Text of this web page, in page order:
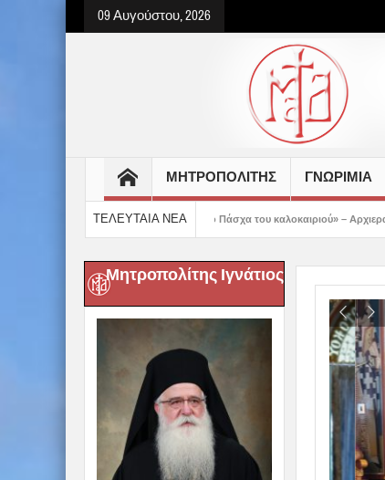
09 Αυγούστου, 2026
ΜΗΤΡΟΠΟΛΙΤΗΣ ΓΝΩΡΙΜΙΑ
ΤΕΛΕΥΤΑΙΑ ΝΕΑ
στο Πάσχα του καλοκαιριού» – Αρχιερατική Θεία Λειτουργία
Μητροπολίτης Ιγνάτιος